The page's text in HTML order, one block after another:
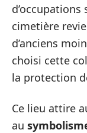
d’occupations
cimetière
d’anciens
choisi cette
la protection
Ce lieu attire
au